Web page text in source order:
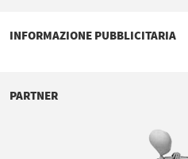
INFORMAZIONE PUBBLICITARIA
PARTNER